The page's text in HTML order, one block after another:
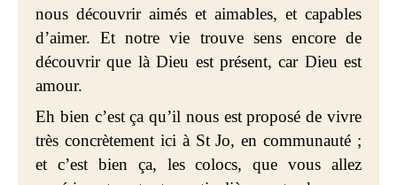
nous découvrir aimés et aimables, et capables
d’aimer. Et notre vie trouve sens encore de
découvrir que là Dieu est présent, car Dieu est
amour.
Eh bien c’est ça qu’il nous est proposé de vivre
très concrètement ici à St Jo, en communauté ;
et c’est bien ça, les colocs, que vous allez